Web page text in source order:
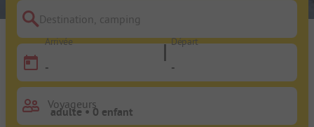
Destination, camping
Arrivée
-
Départ
-
Voyageurs